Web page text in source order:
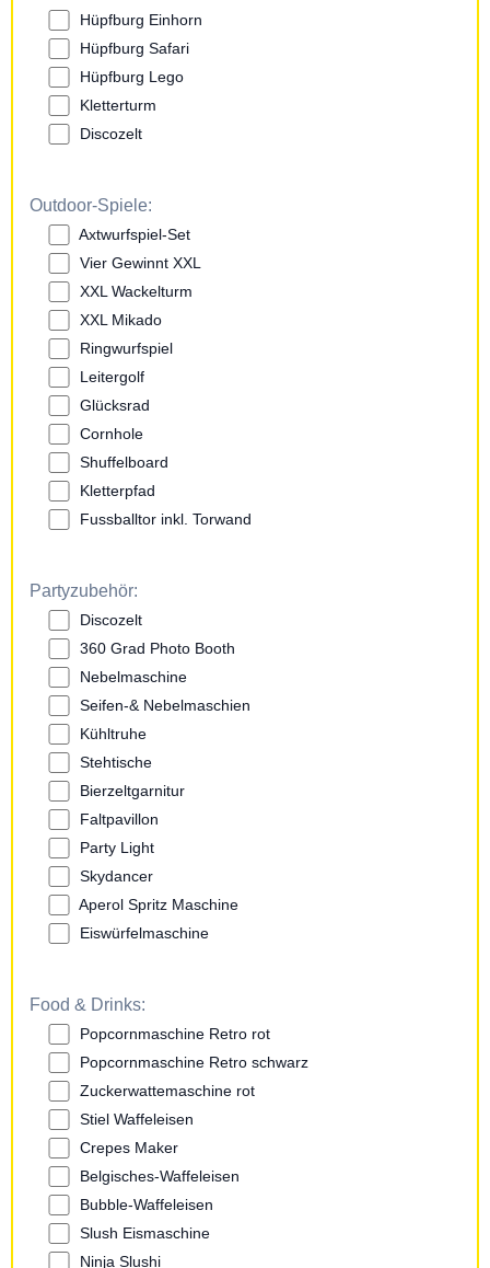
Hüpfburg Einhorn
Hüpfburg Safari
Hüpfburg Lego
Kletterturm
Discozelt
Outdoor-Spiele:
Axtwurfspiel-Set
Vier Gewinnt XXL
XXL Wackelturm
XXL Mikado
Ringwurfspiel
Leitergolf
Glücksrad
Cornhole
Shuffelboard
Kletterpfad
Fussballtor inkl. Torwand
Partyzubehör:
Discozelt
360 Grad Photo Booth
Nebelmaschine
Seifen-& Nebelmaschien
Kühltruhe
Stehtische
Bierzeltgarnitur
Faltpavillon
Party Light
Skydancer
Aperol Spritz Maschine
Eiswürfelmaschine
Food & Drinks:
Popcornmaschine Retro rot
Popcornmaschine Retro schwarz
Zuckerwattemaschine rot
Stiel Waffeleisen
Crepes Maker
Belgisches-Waffeleisen
Bubble-Waffeleisen
Slush Eismaschine
Ninja Slushi